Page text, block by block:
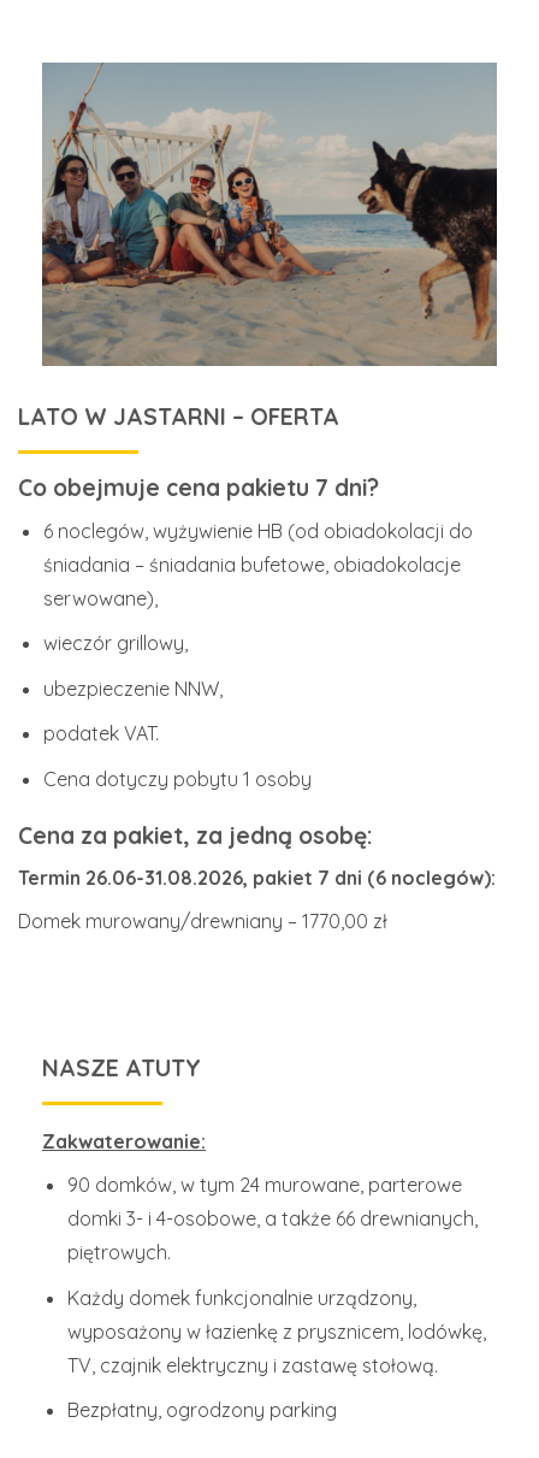
LATO W JASTARNI – OFERTA
Co obejmuje cena pakietu 7 dni?
6 noclegów, wyżywienie HB (od obiadokolacji do
śniadania – śniadania bufetowe, obiadokolacje
serwowane),
wieczór grillowy,
ubezpieczenie NNW,
podatek VAT.
Cena dotyczy pobytu 1 osoby
Cena za pakiet, za jedną osobę:
Termin 26.06-31.08.2026, pakiet 7 dni (6 noclegów):
Domek murowany/drewniany – 1770,00 zł
NASZE ATUTY
Zakwaterowanie:
90 domków, w tym 24 murowane, parterowe
domki 3- i 4-osobowe, a także 66 drewnianych,
piętrowych.
Każdy domek funkcjonalnie urządzony,
wyposażony w łazienkę z prysznicem, lodówkę,
TV, czajnik elektryczny i zastawę stołową.
Bezpłatny, ogrodzony parking